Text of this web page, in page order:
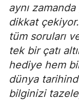
aynı
dikkat
tüm soruları
tek bir çatı
hediye hem
dünya
bilginizi